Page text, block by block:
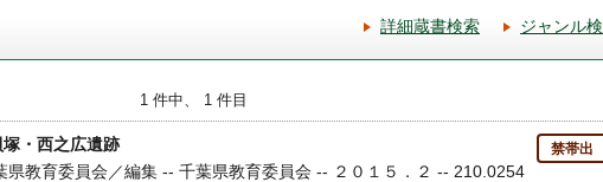
詳細蔵書検索 ジャンル
1 件中、 1 件目
・西之広遺跡 禁帯出
県教育委員会／編集 -- 千葉県教育委員会 -- ２０１５．２ -- 210.0254